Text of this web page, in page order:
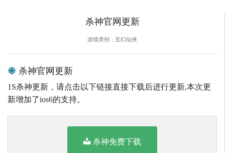
杀神官网更新
游戏类别：玄幻仙侠
杀神官网更新
1S杀神更新，请点击以下链接直接下载后进行更新,本次更
新增加了ios6的支持。
杀神免费下载